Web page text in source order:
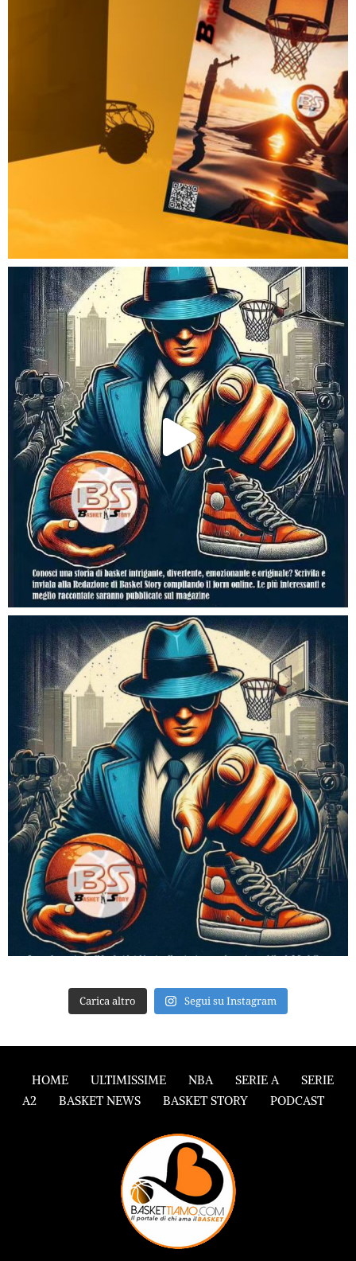
Carica altro Segui su Instagram
HOME ULTIMISSIME NBA SERIE A
SERIE
A2
BASKET NEWS BASKET STORY PODCAST